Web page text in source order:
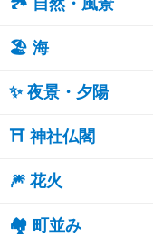
🏞️ 自然・風景
🏖 海
✨ 夜景・夕陽
⛩ 神社仏閣
🎆 花火
🏘 町並み